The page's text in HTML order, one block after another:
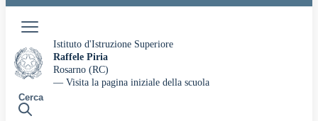
Istituto d'Istruzione Superiore
Raffele Piria
Rosarno (RC)
— Visita la pagina iniziale della scuola
Cerca